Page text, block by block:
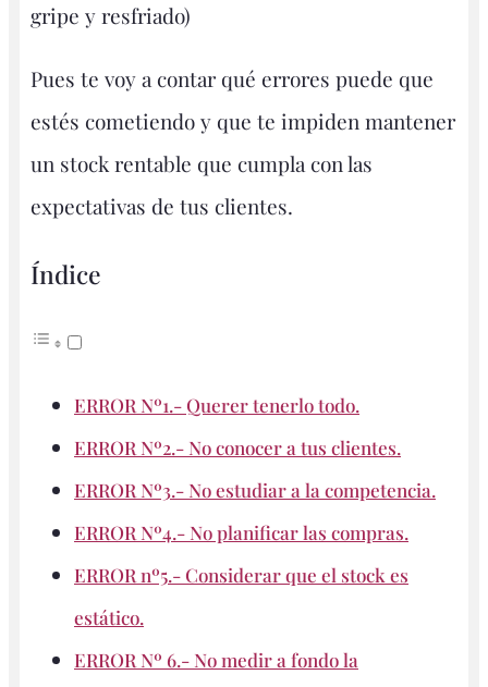
gripe y resfriado)
Pues te voy a contar qué errores puede que
estés cometiendo y que te impiden mantener
un stock rentable que cumpla con las
expectativas de tus clientes.
Índice
ERROR Nº1.- Querer tenerlo todo.
ERROR Nº2.- No conocer a tus clientes.
ERROR Nº3.- No estudiar a la competencia.
ERROR Nº4.- No planificar las compras.
ERROR nº5.- Considerar que el stock es
estático.
ERROR Nº 6.- No medir a fondo la